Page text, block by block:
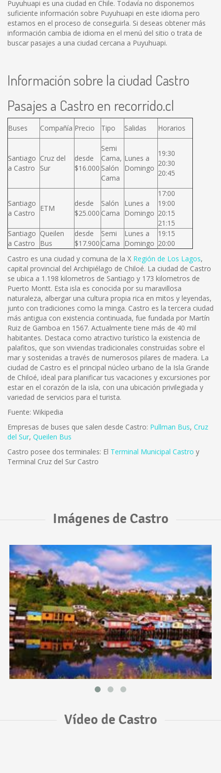
Puyuhuapi es una ciudad en Chile. Todavía no disponemos
suficiente información sobre Puyuhuapi en este idioma pero
estamos en el proceso de conseguirla. Si deseas obtener más
información cambia de idioma en el menú del sitio o trata de
buscar pasajes a una ciudad cercana a Puyuhuapi.
Información sobre la ciudad Castro
Pasajes a Castro en recorrido.cl
Buses Compañía Precio Tipo Salidas Horarios
Santiago
a Castro
Cruz del
Sur
desde
$16.000
Semi
Cama,
Salón
Cama
Lunes a
Domingo
19:30
20:30
20:45
Santiago
a Castro
ETM
desde
$25.000
Salón
Cama
Lunes a
Domingo
17:00
19:00
20:15
21:15
Santiago
a Castro
Queilen
Bus
desde
$17.900
Semi
Cama
Lunes a
Domingo
19:15
20:00
Castro es una ciudad y comuna de la X Región de Los Lagos,
capital provincial del Archipiélago de Chiloé. La ciudad de Castro
se ubica a 1.198 kilometros de Santiago y 173 kilometros de
Puerto Montt. Esta isla es conocida por su maravillosa
naturaleza, albergar una cultura propia rica en mitos y leyendas,
junto con tradiciones como la minga. Castro es la tercera ciudad
más antigua con existencia continuada, fue fundada por Martín
Ruiz de Gamboa en 1567. Actualmente tiene más de 40 mil
habitantes. Destaca como atractivo turístico la existencia de
palafitos, que son viviendas tradicionales construidas sobre el
mar y sostenidas a través de numerosos pilares de madera. La
ciudad de Castro es el principal núcleo urbano de la Isla Grande
de Chiloé, ideal para planificar tus vacaciones y excursiones por
estar en el corazón de la isla, con una ubicación privilegiada y
variedad de servicios para el turista.
Fuente: Wikipedia
Empresas de buses que salen desde Castro: Pullman Bus, Cruz
del Sur, Queilen Bus
Castro posee dos terminales: El Terminal Municipal Castro y
Terminal Cruz del Sur Castro
Imágenes de Castro
Vídeo de Castro